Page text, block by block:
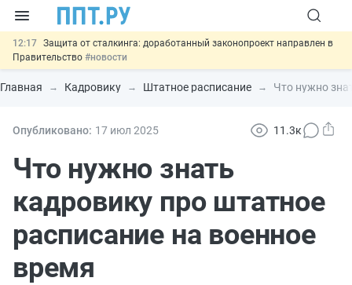
12:17 Защита от сталкинга: доработанный законопроект направлен в
Правительство #новости
11:23 Минпромторг предлагает новые формы сертификата и
декларации о соответствии
#новости
00:01
6 августа: важные документы, вступающие в силу сегодня
05.08
#новости
Главная Кадровику Штатное расписание Что нужно
Опубликовано: 17 июл 2025 11.3к
Что нужно знать
кадровику про штатное
расписание на военное
время